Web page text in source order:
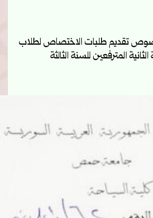
تقديم طلبات الاختصاص لطلاب
المترفعين للسنة الثالثة